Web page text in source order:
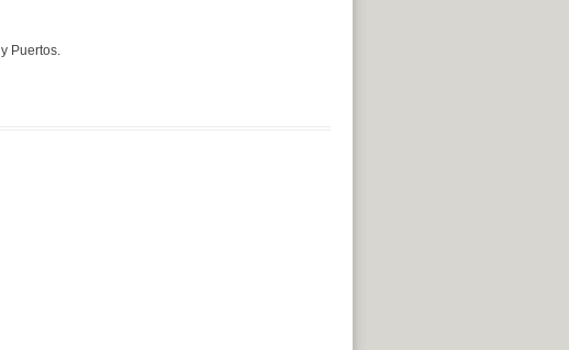
Puertos.